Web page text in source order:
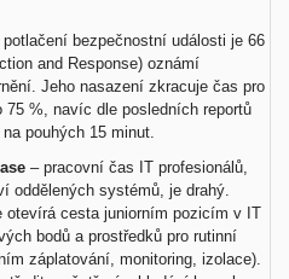
bezpečnostní události je 66
and Response) oznámí
Jeho nasazení zkracuje čas pro
%, navíc dle posledních reportů
pouhých 15 minut.
ase – pracovní čas IT profesionálů,
oddělených systémů, je drahý.
otevírá cesta juniorním pozicím v IT
bodů a prostředků pro rutinní
záplatování, monitoring, izolace).